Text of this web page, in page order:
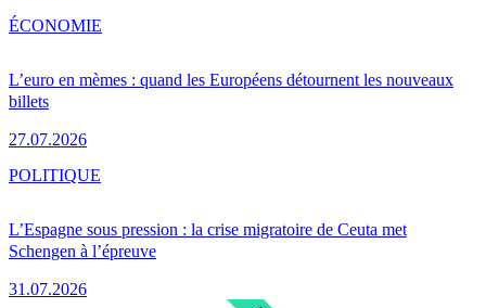
L’euro en mèmes : quand les Européens détournent les nouveaux
billets
27.07.2026
ÉCONOMIE
L’Espagne sous pression : la crise migratoire de Ceuta met
Schengen à l’épreuve
31.07.2026
POLITIQUE